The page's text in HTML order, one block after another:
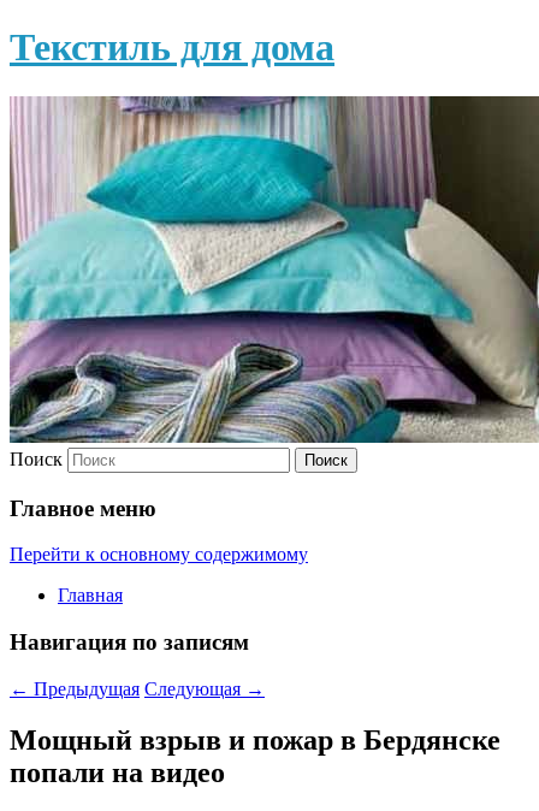
Текстиль для дома
Поиск
Главное меню
Перейти к основному содержимому
Главная
Навигация по записям
← Предыдущая Следующая →
Мощный взрыв и пожар в Бердянске
попали на видео